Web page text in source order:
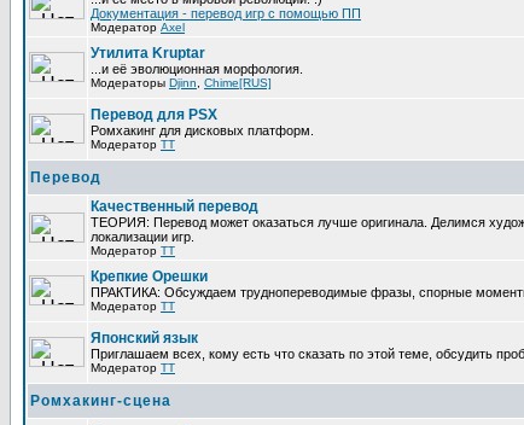
Документация - перевод игр с помощью ПП
Модератор Axel
Утилита Kruptar
...и её эволюционная морфология.
Модераторы Djinn Chime[RUS]
Перевод для PSX
Ромхакинг для дисковых платформ.
Модератор TT
Перевод
Качественный перевод
ТЕОРИЯ: Перевод может оказаться лучше оригинала. Делимся
локализации игр.
Модератор TT
Крепкие Орешки
ПРАКТИКА: Обсуждаем труднопереводимые фразы, спорные
Модератор TT
Японский язык
Приглашаем всех, кому есть что сказать по этой теме, обсудить
Модератор TT
Ромхакинг-сцена